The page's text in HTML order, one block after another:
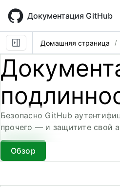
main
content
Документация GitHub
Домашняя страница
Безопасно GitHub
прочего — и защитите свой
Обзор